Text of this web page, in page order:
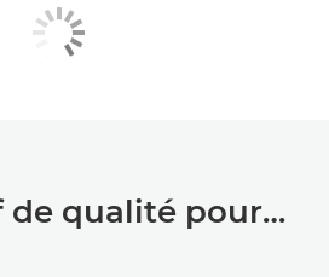
de qualité pour…